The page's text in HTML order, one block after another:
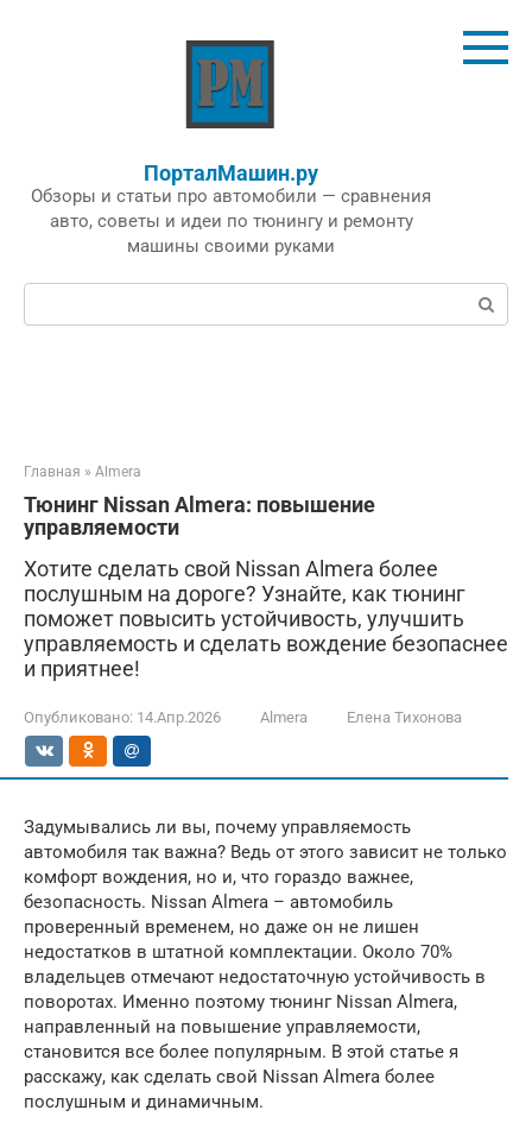
ПорталМашин.ру
Обзоры и статьи про автомобили — сравнения
авто, советы и идеи по тюнингу и ремонту
машины своими руками
Поиск:
Главная » Almera
Тюнинг Nissan Almera: повышение
управляемости
Хотите сделать свой Nissan Almera более
послушным на дороге? Узнайте, как тюнинг
поможет повысить устойчивость, улучшить
управляемость и сделать вождение безопаснее
и приятнее!
Опубликовано: 14.Апр.2026 Almera Елена Тихонова
Задумывались ли вы, почему управляемость
автомобиля так важна? Ведь от этого зависит не только
комфорт вождения, но и, что гораздо важнее,
безопасность. Nissan Almera – автомобиль
проверенный временем, но даже он не лишен
недостатков в штатной комплектации. Около 70%
владельцев отмечают недостаточную устойчивость в
поворотах. Именно поэтому тюнинг Nissan Almera,
направленный на повышение управляемости,
становится все более популярным. В этой статье я
расскажу, как сделать свой Nissan Almera более
послушным и динамичным.